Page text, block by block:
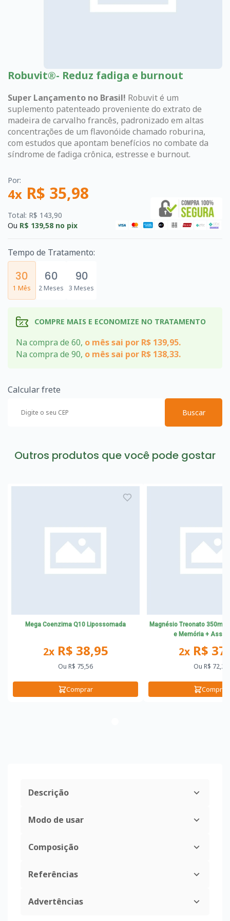
Robuvit®- Reduz fadiga e burnout
Super Lançamento no Brasil! Robuvit é um
suplemento patenteado proveniente do extrato de
madeira de carvalho francês, padronizado em altas
concentrações de um flavonóide chamado roburina,
com estudos que apontam benefícios no combate da
síndrome de fadiga crônica, estresse e burnout.
Por:
4x R$ 35,98
Total: R$ 143,90
Ou R$ 139,58 no pix
Tempo de Tratamento:
30
1 Mês
60
2 Meses
90
3 Meses
COMPRE MAIS E ECONOMIZE NO TRATAMENTO
Na compra de 60, o mês sai por R$ 139,95.
Na compra de 90, o mês sai por R$ 138,33.
Calcular frete
Buscar
Outros produtos que você pode gostar
Mega Coenzima Q10 Lipossomada
2xR$ 38,95
Ou R$ 75,56
Comprar
Magnésio Treonato 350mg
e Memória +
2xR$
Ou R$ 72,27
Comprar
Descrição
Modo de usar
Composição
Referências
Advertências